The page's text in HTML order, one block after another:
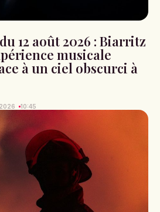
12 août 2026 : Biarritz
musicale
à un ciel obscurci à
10:45